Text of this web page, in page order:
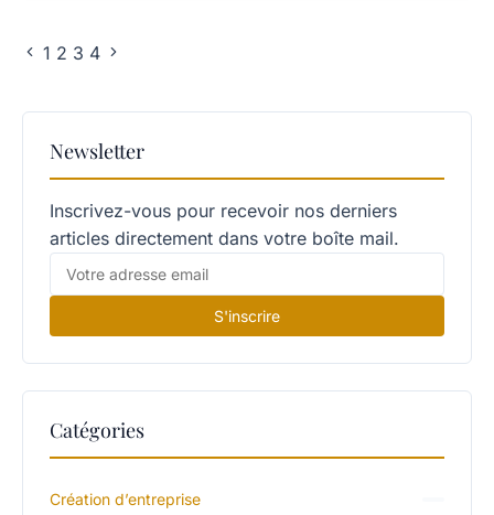
1 2 3 4
Newsletter
Inscrivez-vous pour recevoir nos derniers
articles directement dans votre boîte mail.
S'inscrire
Catégories
Création d’entreprise